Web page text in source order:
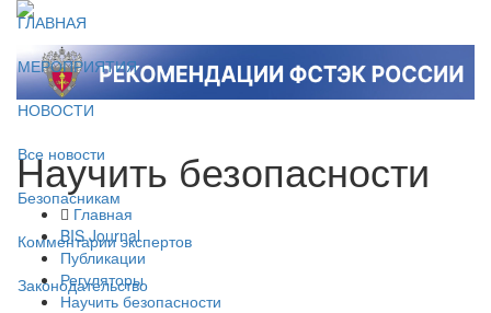
ГЛАВНАЯ
МЕРОПРИЯТИЯ
НОВОСТИ
Все новости
Безопасникам
Комментарии экспертов
Законодательство
Научить безопасности
Главная
BIS Journal
Публикации
Регуляторы
Научить безопасности